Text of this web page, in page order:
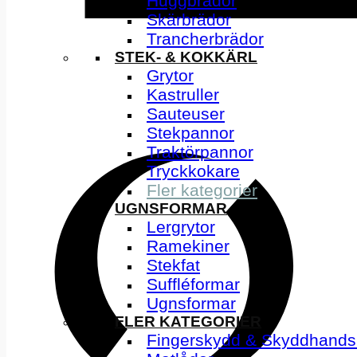
Skärbrädor
Trancherbrädor
STEK- & KOKKÄRL
Grytor
Kastruller
Sauteuser
Stekpannor
Traktörpannor
Tryckkokare
Fler kategorier
UGNSFORMAR
Lergrytor
Ramekiner
Stekfat
Suffléformar
Ugnsformar
FLER KATEGORIER
Fingerskydd &